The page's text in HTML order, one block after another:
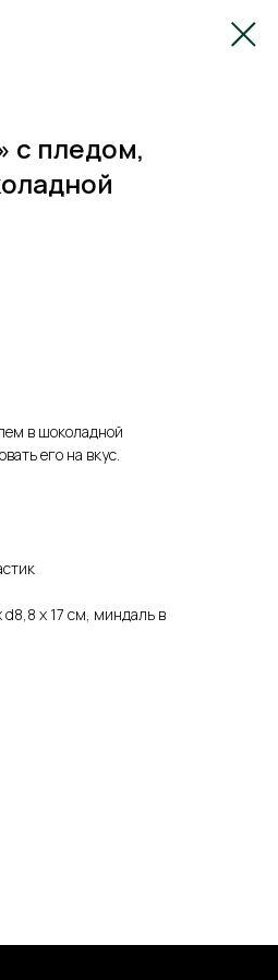
с пледом,
в шоколадной
его на вкус.
х 17 см, миндаль в